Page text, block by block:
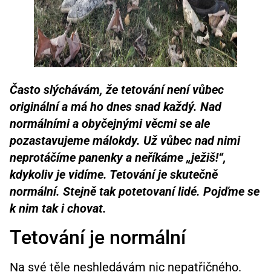
Často slýchávám, že tetování není vůbec
originální a má ho dnes snad každý. Nad
normálními a obyčejnými věcmi se ale
pozastavujeme málokdy. Už vůbec nad nimi
neprotáčíme panenky a neříkáme „ježiš!“,
kdykoliv je vidíme. Tetování je skutečně
normální. Stejně tak potetovaní lidé. Pojďme se
k nim tak i chovat.
Tetování je normální
Na své těle neshledávám nic nepatřičného.